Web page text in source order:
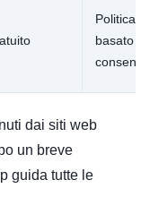
Politica
basato su
consenso
dai siti web
un breve
guida tutte le